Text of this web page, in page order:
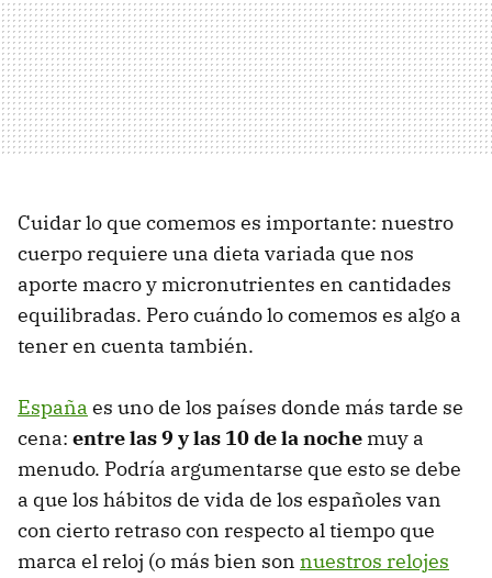
Cuidar lo que comemos es importante: nuestro
cuerpo requiere una dieta variada que nos
aporte macro y micronutrientes en cantidades
equilibradas. Pero cuándo lo comemos es algo a
tener en cuenta también.
España es uno de los países donde más tarde se
cena: entre las 9 y las 10 de la noche muy a
menudo. Podría argumentarse que esto se debe
a que los hábitos de vida de los españoles van
con cierto retraso con respecto al tiempo que
marca el reloj (o más bien son nuestros relojes